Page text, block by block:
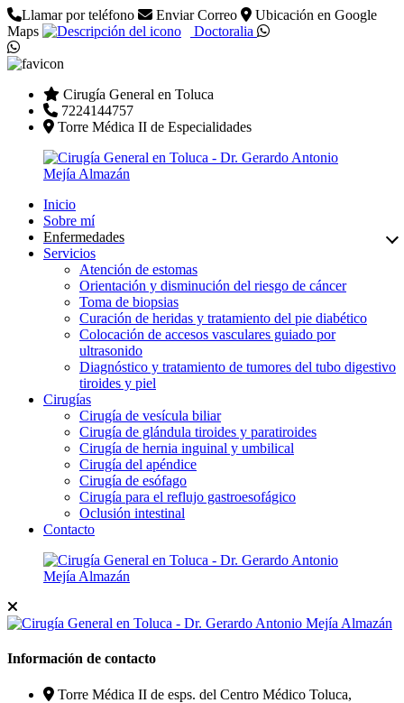
Llamar por teléfono Enviar Correo
Ubicación en Google
Maps
Doctoralia
Cirugía General en Toluca
7224144757
Torre Médica II de Especialidades
Inicio
Sobre mí
Enfermedades
Servicios
Atención de estomas
Orientación y disminución del riesgo de cáncer
Toma de biopsias
Curación de heridas y tratamiento del pie diabético
Colocación de accesos vasculares guiado por
ultrasonido
Diagnóstico y tratamiento de tumores del tubo digestivo
tiroides y piel
Cirugías
Cirugía de vesícula biliar
Cirugía de glándula tiroides y paratiroides
Cirugía de hernia inguinal y umbilical
Cirugía del apéndice
Cirugía de esófago
Cirugía para el reflujo gastroesofágico
Oclusión intestinal
Contacto
Información de contacto
Torre Médica II de esps. del Centro Médico Toluca,